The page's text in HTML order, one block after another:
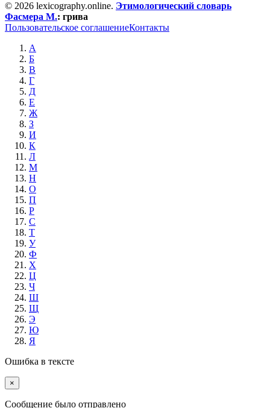
© 2026 lexicography.online. Этимологический словарь
Фасмера М.: грива
Пользовательское соглашениеКонтакты
А
Б
В
Г
Д
Е
Ж
З
И
К
Л
М
Н
О
П
Р
С
Т
У
Ф
Х
Ц
Ч
Ш
Щ
Э
Ю
Я
Ошибка в тексте
×
Cообщение было отправлено